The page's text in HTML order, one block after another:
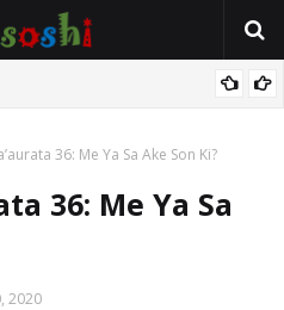
36: Me Ya Sa Ake Son Ki?
36: Me Ya Sa
2020